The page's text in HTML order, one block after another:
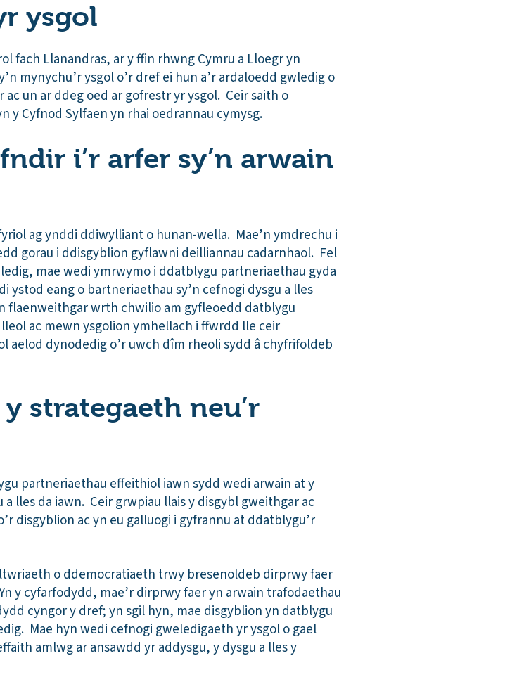
ysgol
fach Llanandras, ar y ffin rhwng Cymru a Lloegr yn
mynychu’r ysgol o’r dref ei hun a’r ardaloedd gwledig o
un ar ddeg oed ar gofrestr yr ysgol. Ceir saith o
y Cyfnod Sylfaen yn rhai oedrannau cymysg.
i’r arfer sy’n arwain
ag ynddi ddiwylliant o hunan-wella. Mae’n ymdrechu i
gorau i ddisgyblion gyflawni deilliannau cadarnhaol. Fel
mae wedi ymrwymo i ddatblygu partneriaethau gyda
ystod eang o bartneriaethau sy’n cefnogi dysgu a lles
flaenweithgar wrth chwilio am gyfleoedd datblygu
ac mewn ysgolion ymhellach i ffwrdd lle ceir
aelod dynodedig o’r uwch dîm rheoli sydd â chyfrifoldeb
strategaeth neu’r
partneriaethau effeithiol iawn sydd wedi arwain at y
lles da iawn. Ceir grwpiau llais y disgybl gweithgar ac
disgyblion ac yn eu galluogi i gyfrannu at ddatblygu’r
o ddemocratiaeth trwy bresenoldeb dirprwy faer
y cyfarfodydd, mae’r dirprwy faer yn arwain trafodaethau
cyngor y dref; yn sgil hyn, mae disgyblion yn datblygu
Mae hyn wedi cefnogi gweledigaeth yr ysgol o gael
amlwg ar ansawdd yr addysgu, y dysgu a lles y